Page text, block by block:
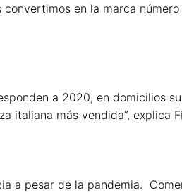
en la marca número
a 2020, en domicilios
italiana más vendida”, explica
a pesar de la pandemia.